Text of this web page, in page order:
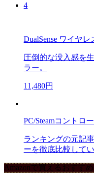
4
DualSense ワイヤ
圧倒的な没入感を
ラー。
11,480円
PC/Steamコントロ
ランキングの元記
ーを徹底比較して
Amazonで買えるおすす